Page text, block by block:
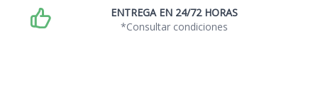
ENTREGA EN 24/72 HORAS
*Consultar condiciones